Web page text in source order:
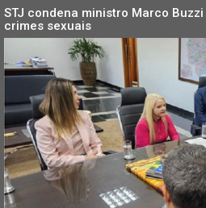
STJ condena ministro Marco
crimes sexuais